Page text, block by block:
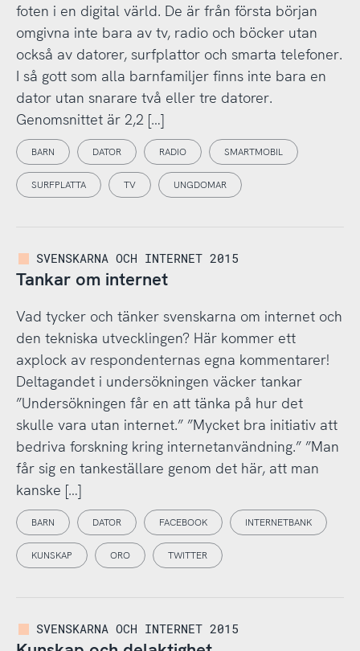
foten i en digital värld. De är från första början
omgivna inte bara av tv, radio och böcker utan
också av datorer, surfplattor och smarta telefoner.
I så gott som alla barnfamiljer finns inte bara en
dator utan snarare två eller tre datorer.
Genomsnittet är 2,2 […]
BARN DATOR RADIO SMARTMOBIL
SURFPLATTA TV UNGDOMAR
SVENSKARNA OCH INTERNET 2015
Tankar om internet
Vad tycker och tänker svenskarna om internet och
den tekniska utvecklingen? Här kommer ett
axplock av respondenternas egna kommentarer!
Deltagandet i undersökningen väcker tankar
”Undersökningen får en att tänka på hur det
skulle vara utan internet.” ”Mycket bra initiativ att
bedriva forskning kring internetanvändning.” ”Man
får sig en tankeställare genom det här, att man
kanske […]
BARN DATOR FACEBOOK INTERNETBANK
KUNSKAP ORO TWITTER
SVENSKARNA OCH INTERNET 2015